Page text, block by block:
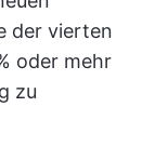
der vierten
oder mehr
zu